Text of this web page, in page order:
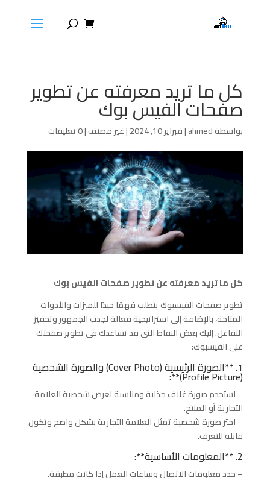
كل ما تريد معرفته عن تطوير
صفحات الفيس بوك
بواسطةahmed
|فبراير 10, 2024 |غير مصنف|0 تعليقات
كل ما تريد معرفته عن تطوير صفحات الفيس بوك
تطوير صفحات الفيسبوك يتطلب فهمًا جيدًا للميزات والأدوات
المتاحة، بالإضافة إلى استراتيجية فعالة لجذب الجمهور وتحفيز
التفاعل. إليك بعض النقاط التي قد تساعدك في تطوير صفحتك
على الفيسبوك:
1. **الصورة الرئيسية (Cover Photo) والصورة الشخصية
(Profile Picture)**:
– استخدم صورة غلاف جذابة ومناسبة لعرض شخصية العلامة
التجارية أو المنتج.
– اختر صورة شخصية تمثل العلامة التجارية بشكل واضح وتكون
قابلة للتعرف.
2. **المعلومات الأساسية**:
– حدد معلومات الاتصال وساعات العمل إذا كانت مطبقة.